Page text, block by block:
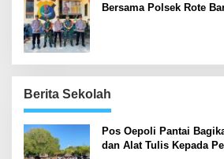
Bersama Polsek Rote
Berita Sekolah
Pos Oepoli Pantai
dan Alat Tulis Kepada